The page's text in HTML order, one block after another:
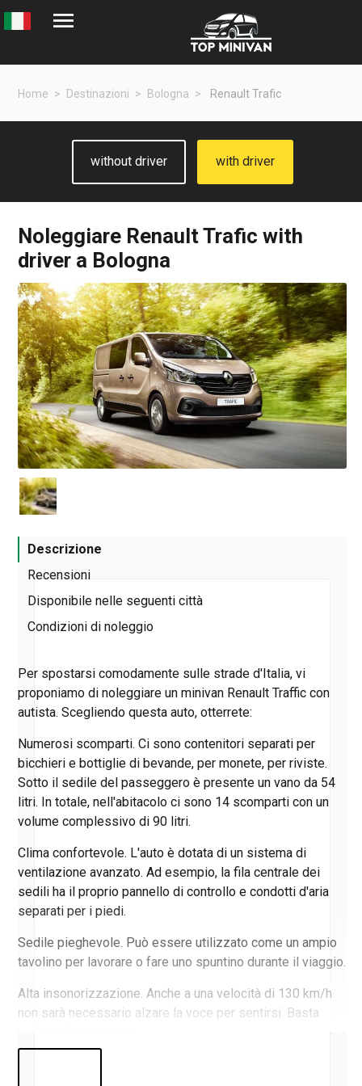
Home Destinazioni Bologna Renault Trafic
without driver with driver
Noleggiare Renault Trafic with
driver a Bologna
Descrizione
Recensioni
Disponibile nelle seguenti città
Condizioni di noleggio
Per spostarsi comodamente sulle strade d'Italia, vi
proponiamo di noleggiare un minivan Renault Traffic con
autista. Scegliendo questa auto, otterrete:
Numerosi scomparti. Ci sono contenitori separati per
bicchieri e bottiglie di bevande, per monete, per riviste.
Sotto il sedile del passeggero è presente un vano da 54
litri. In totale, nell'abitacolo ci sono 14 scomparti con un
volume complessivo di 90 litri.
Clima confortevole. L'auto è dotata di un sistema di
ventilazione avanzato. Ad esempio, la fila centrale dei
sedili ha il proprio pannello di controllo e condotti d'aria
separati per i piedi.
Sedile pieghevole. Può essere utilizzato come un ampio
tavolino per lavorare o fare uno spuntino durante il viaggio.
Alta insonorizzazione. Anche a una velocità di 130 km/h
non sarà necessario alzare la voce per sentirsi. Basta